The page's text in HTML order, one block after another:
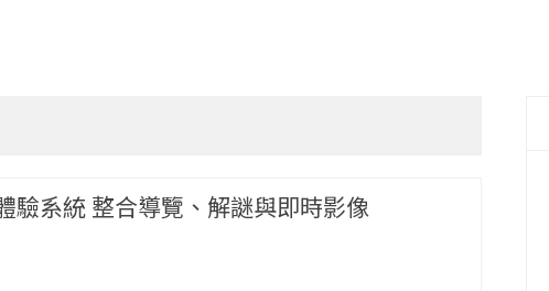
驗系統 整合導覽、解謎與即時影像